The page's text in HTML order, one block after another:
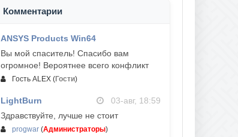
Комментарии
ANSYS Products Win64
Вы мой спаситель! Спасибо вам
огромное! Вероятнее всего конфликт
Гость ALEX (Гости)
LightBurn
03-авг, 18:59
Здравствуйте, лучше не стоит
progwar (Администраторы)